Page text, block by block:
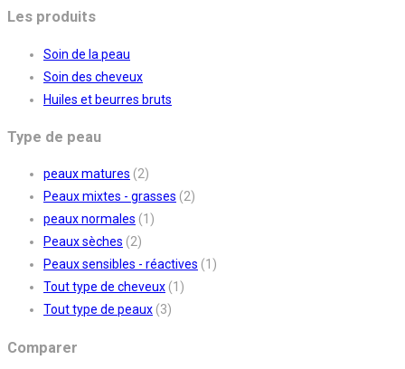
Les produits
Soin de la peau
Soin des cheveux
Huiles et beurres bruts
Type de peau
peaux matures (2)
Peaux mixtes - grasses (2)
peaux normales (1)
Peaux sèches (2)
Peaux sensibles - réactives (1)
Tout type de cheveux (1)
Tout type de peaux (3)
Comparer